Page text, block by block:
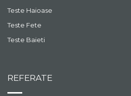
Teste Haioase
Teste Fete
Teste Baieti
REFERATE